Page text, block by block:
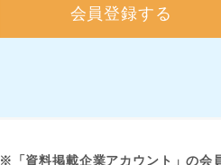
会員登録する
※「資料掲載企業アカウント」の会